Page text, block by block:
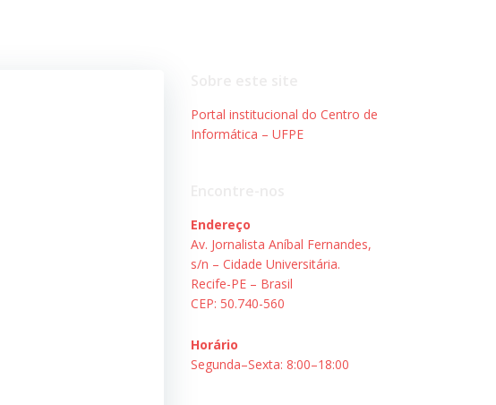
Portal institucional do Centro de
Informática – UFPE
Endereço
Av. Jornalista Aníbal Fernandes,
s/n – Cidade Universitária.
Recife-PE – Brasil
CEP: 50.740-560
Horário
Segunda–Sexta: 8:00–18:00